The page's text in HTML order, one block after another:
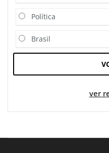
Política
Brasil
ver